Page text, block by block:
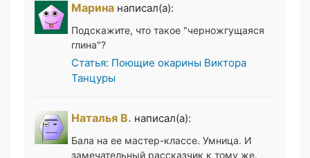
Марина написал(а):
Подскажите, что такое "черножгущаяся
глина"?
Статья: Поющие окарины Виктора
Танцуры
Наталья В. написал(а):
Бала на ее мастер-классе. Умница. И
замечательный рассказчик к тому же.